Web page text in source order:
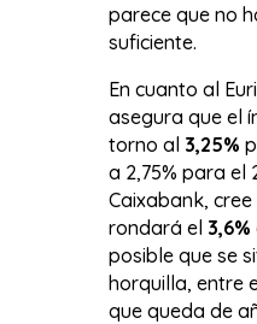
parece que no
suficiente.
En cuanto al
asegura que el
torno al 3,25%
a 2,75% para el
Caixabank,
rondará el 3,6%
posible que se
horquilla, entre
que queda de